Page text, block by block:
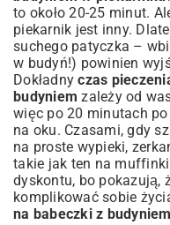
to około 20-25 minut.
piekarnik jest inny.
suchego patyczka –
w budyń!) powinien
Dokładnyczas
budyniem zależy od
więc po 20 minutach
na oku. Czasami, gdy
na proste wypieki,
takie jak ten na
dyskontu, bo pokazują,
komplikować sobie
na babeczki z budyniem